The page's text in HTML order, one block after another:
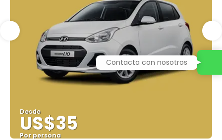
Desde
US$35
Por persona
Contacta con nosotros